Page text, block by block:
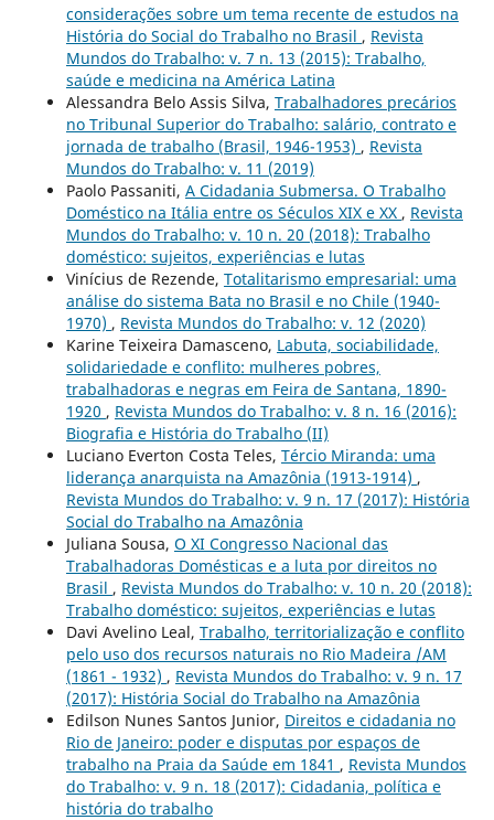
considerações sobre um tema recente de estudos na
História do Social do Trabalho no Brasil , Revista
Mundos do Trabalho: v. 7 n. 13 (2015): Trabalho,
saúde e medicina na América Latina
Alessandra Belo Assis Silva, Trabalhadores precários
no Tribunal Superior do Trabalho: salário, contrato e
jornada de trabalho (Brasil, 1946-1953) , Revista
Mundos do Trabalho: v. 11 (2019)
Paolo Passaniti, A Cidadania Submersa. O Trabalho
Doméstico na Itália entre os Séculos XIX e XX , Revista
Mundos do Trabalho: v. 10 n. 20 (2018): Trabalho
doméstico: sujeitos, experiências e lutas
Vinícius de Rezende, Totalitarismo empresarial: uma
análise do sistema Bata no Brasil e no Chile (1940-
1970) , Revista Mundos do Trabalho: v. 12 (2020)
Karine Teixeira Damasceno, Labuta, sociabilidade,
solidariedade e conflito: mulheres pobres,
trabalhadoras e negras em Feira de Santana, 1890-
1920 , Revista Mundos do Trabalho: v. 8 n. 16 (2016):
Biografia e História do Trabalho (II)
Luciano Everton Costa Teles, Tércio Miranda: uma
liderança anarquista na Amazônia (1913-1914) ,
Revista Mundos do Trabalho: v. 9 n. 17 (2017): História
Social do Trabalho na Amazônia
Juliana Sousa, O XI Congresso Nacional das
Trabalhadoras Domésticas e a luta por direitos no
Brasil , Revista Mundos do Trabalho: v. 10 n. 20 (2018):
Trabalho doméstico: sujeitos, experiências e lutas
Davi Avelino Leal, Trabalho, territorialização e conflito
pelo uso dos recursos naturais no Rio Madeira /AM
(1861 - 1932) , Revista Mundos do Trabalho: v. 9 n. 17
(2017): História Social do Trabalho na Amazônia
Edilson Nunes Santos Junior, Direitos e cidadania no
Rio de Janeiro: poder e disputas por espaços de
trabalho na Praia da Saúde em 1841 , Revista Mundos
do Trabalho: v. 9 n. 18 (2017): Cidadania, política e
história do trabalho